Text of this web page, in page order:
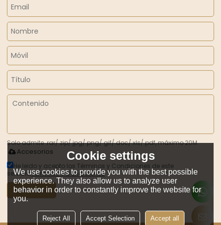
Solo admite .rar/.zip/.jpg/.png/.gif/.doc/.xls/.pdf, máximo 20M
Accesorios
He leido y acepto los Términos y Condiciones de este
servicio,Términos y Condiciones
Mandar
Cookie settings
We use cookies to provide you with the best possible
experience. They also allow us to analyze user
behavior in order to constantly improve the website for
you.
Reject All Accept Selection Accept all